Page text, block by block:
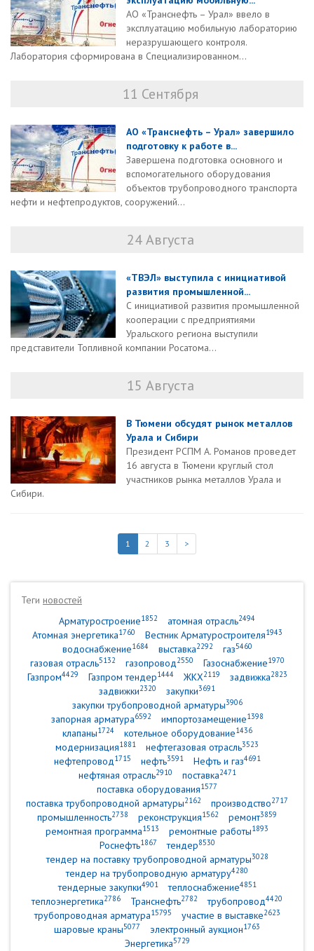
АО «Транснефть – Урал» ввело в
эксплуатацию мобильную лабораторию
неразрушающего контроля.
Лаборатория сформирована в Специализированном...
11 Сентября
АО «Транснефть – Урал» завершило
подготовку к работе в...
Завершена подготовка основного и
вспомогательного оборудования
объектов трубопроводного транспорта
нефти и нефтепродуктов, сооружений...
24 Августа
«ТВЭЛ» выступила с инициативой
развития промышленной...
С инициативой развития промышленной
кооперации с предприятиями
Уральского региона выступили
представители Топливной компании Росатома...
15 Августа
В Тюмени обсудят рынок металлов
Урала и Сибири
Президент РСПМ А. Романов проведет
16 августа в Тюмени круглый стол
участников рынка металлов Урала и
Сибири.
1 2 3 >
Теги новостей
Арматуростроение1852 атомная отрасль2494
Атомная энергетика1760 Вестник Арматуростроителя1943
водоснабжение1684 выставка2292 газ5460
газовая отрасль5132 газопровод2550 Газоснабжение1970
Газпром4429 Газпром тендер1444 ЖКХ2119 задвижка2823
задвижки2320 закупки3691
закупки трубопроводной арматуры3906
запорная арматура6592 импортозамещение1398
клапаны1724 котельное оборудование1436
модернизация1881 нефтегазовая отрасль3523
нефтепровод1715 нефть3591 Нефть и газ4691
нефтяная отрасль2910 поставка2471
поставка оборудования1577
поставка трубопроводной арматуры2162 производство2717
промышленность2738 реконструкция1562 ремонт3859
ремонтная программа1513 ремонтные работы1893
Роснефть1867 тендер8530
тендер на поставку трубопроводной арматуры3028
тендер на трубопроводную арматуру4280
тендерные закупки4901 теплоснабжение4851
теплоэнергетика2786 Транснефть2782 трубопровод4420
трубопроводная арматура15795 участие в выставке2623
шаровые краны5077 электронный аукцион1763
Энергетика5729